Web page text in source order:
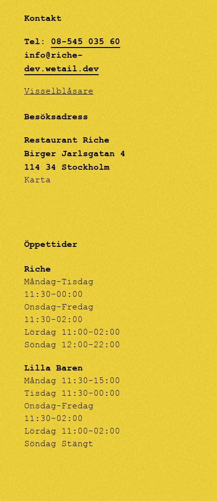
Öppettider
Riche
Måndag-Tisdag
11:30-00:00
Onsdag-Fredag
11:30-02:00
Lördag 11:00-02:00
Söndag 12:00-22:00
Lilla Baren
Måndag 11:30-15:00
Tisdag 11:30-00:00
Onsdag-Fredag
11:30-02:00
Lördag 11:00-02:00
Söndag Stängt
Kontakt
Tel: 08-545 035 60
info@riche-
dev.wetail.dev
Visselblåsare
Besöksadress
Restaurant Riche
Birger Jarlsgatan 4
114 34 Stockholm
Karta